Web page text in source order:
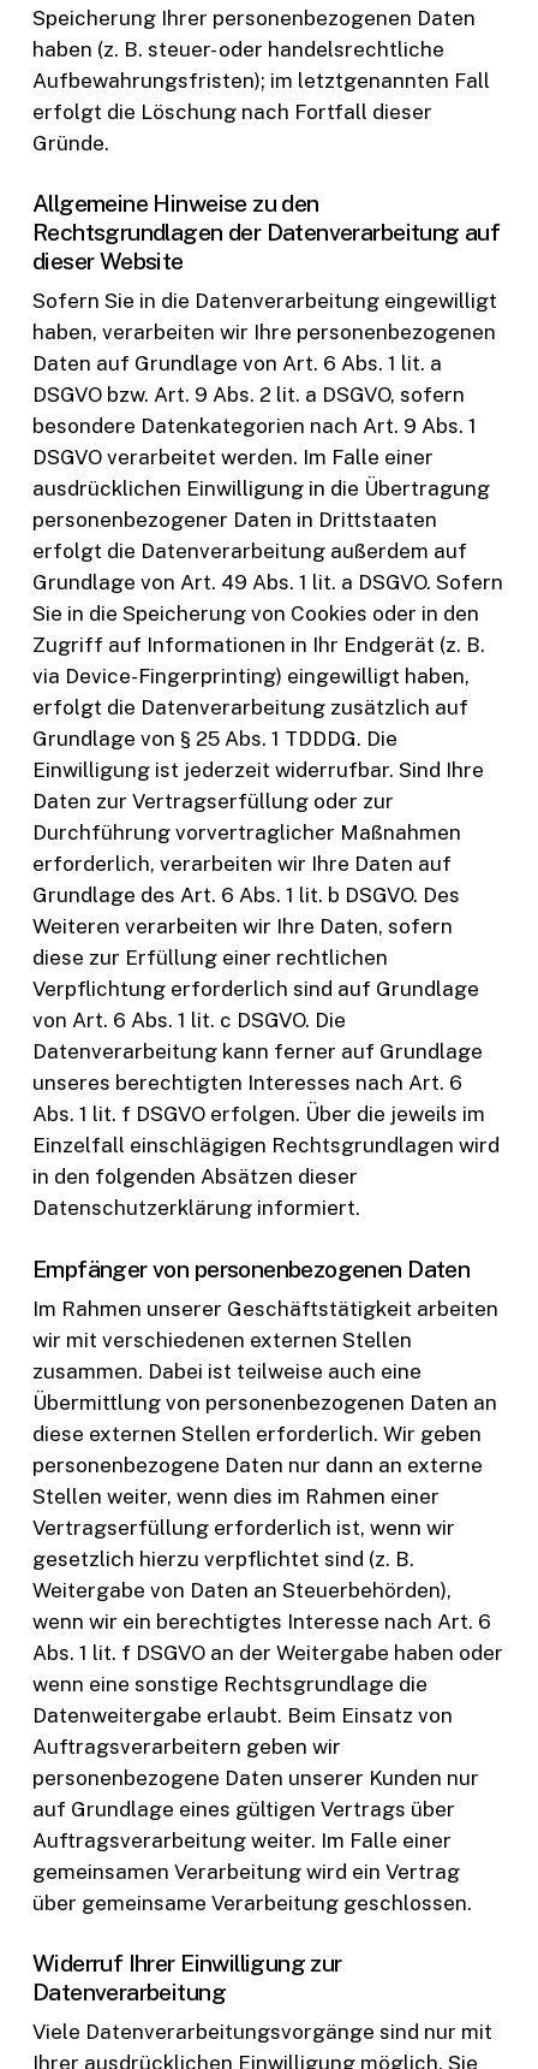
Speicherung Ihrer personenbezogenen Daten
haben (z. B. steuer- oder handelsrechtliche
Aufbewahrungsfristen); im letztgenannten Fall
erfolgt die Löschung nach Fortfall dieser
Gründe.
Allgemeine Hinweise zu den
Rechtsgrundlagen der Datenverarbeitung auf
dieser Website
Sofern Sie in die Datenverarbeitung eingewilligt
haben, verarbeiten wir Ihre personenbezogenen
Daten auf Grundlage von Art. 6 Abs. 1 lit. a
DSGVO bzw. Art. 9 Abs. 2 lit. a DSGVO, sofern
besondere Datenkategorien nach Art. 9 Abs. 1
DSGVO verarbeitet werden. Im Falle einer
ausdrücklichen Einwilligung in die Übertragung
personenbezogener Daten in Drittstaaten
erfolgt die Datenverarbeitung außerdem auf
Grundlage von Art. 49 Abs. 1 lit. a DSGVO. Sofern
Sie in die Speicherung von Cookies oder in den
Zugriff auf Informationen in Ihr Endgerät (z. B.
via Device-Fingerprinting) eingewilligt haben,
erfolgt die Datenverarbeitung zusätzlich auf
Grundlage von § 25 Abs. 1 TDDDG. Die
Einwilligung ist jederzeit widerrufbar. Sind Ihre
Daten zur Vertragserfüllung oder zur
Durchführung vorvertraglicher Maßnahmen
erforderlich, verarbeiten wir Ihre Daten auf
Grundlage des Art. 6 Abs. 1 lit. b DSGVO. Des
Weiteren verarbeiten wir Ihre Daten, sofern
diese zur Erfüllung einer rechtlichen
Verpflichtung erforderlich sind auf Grundlage
von Art. 6 Abs. 1 lit. c DSGVO. Die
Datenverarbeitung kann ferner auf Grundlage
unseres berechtigten Interesses nach Art. 6
Abs. 1 lit. f DSGVO erfolgen. Über die jeweils im
Einzelfall einschlägigen Rechtsgrundlagen wird
in den folgenden Absätzen dieser
Datenschutzerklärung informiert.
Empfänger von personenbezogenen Daten
Im Rahmen unserer Geschäftstätigkeit arbeiten
wir mit verschiedenen externen Stellen
zusammen. Dabei ist teilweise auch eine
Übermittlung von personenbezogenen Daten an
diese externen Stellen erforderlich. Wir geben
personenbezogene Daten nur dann an externe
Stellen weiter, wenn dies im Rahmen einer
Vertragserfüllung erforderlich ist, wenn wir
gesetzlich hierzu verpflichtet sind (z. B.
Weitergabe von Daten an Steuerbehörden),
wenn wir ein berechtigtes Interesse nach Art. 6
Abs. 1 lit. f DSGVO an der Weitergabe haben oder
wenn eine sonstige Rechtsgrundlage die
Datenweitergabe erlaubt. Beim Einsatz von
Auftragsverarbeitern geben wir
personenbezogene Daten unserer Kunden nur
auf Grundlage eines gültigen Vertrags über
Auftragsverarbeitung weiter. Im Falle einer
gemeinsamen Verarbeitung wird ein Vertrag
über gemeinsame Verarbeitung geschlossen.
Widerruf Ihrer Einwilligung zur
Datenverarbeitung
Viele Datenverarbeitungsvorgänge sind nur mit
Ihrer ausdrücklichen Einwilligung möglich. Sie